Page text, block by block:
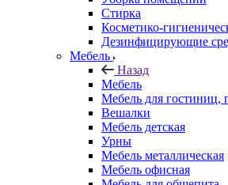
Стирка
Косметико-
Дезинфицирующие
Мебель
Назад
Мебель
Мебель для гостиниц,
Вешалки
Мебель детская
Урны
Мебель металлическая
Мебель офисная